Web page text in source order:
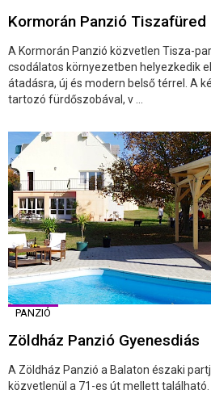
Kormorán Panzió Tiszafüred
A Kormorán Panzió közvetlen Tisza-
csodálatos környezetben helyezkedik
átadásra, új és modern belső térrel. A
tartozó fürdőszobával, v ...
PANZIÓ
Zöldház Panzió Gyenesdiás
A Zöldház Panzió a Balaton északi
közvetlenül a 71-es út mellett